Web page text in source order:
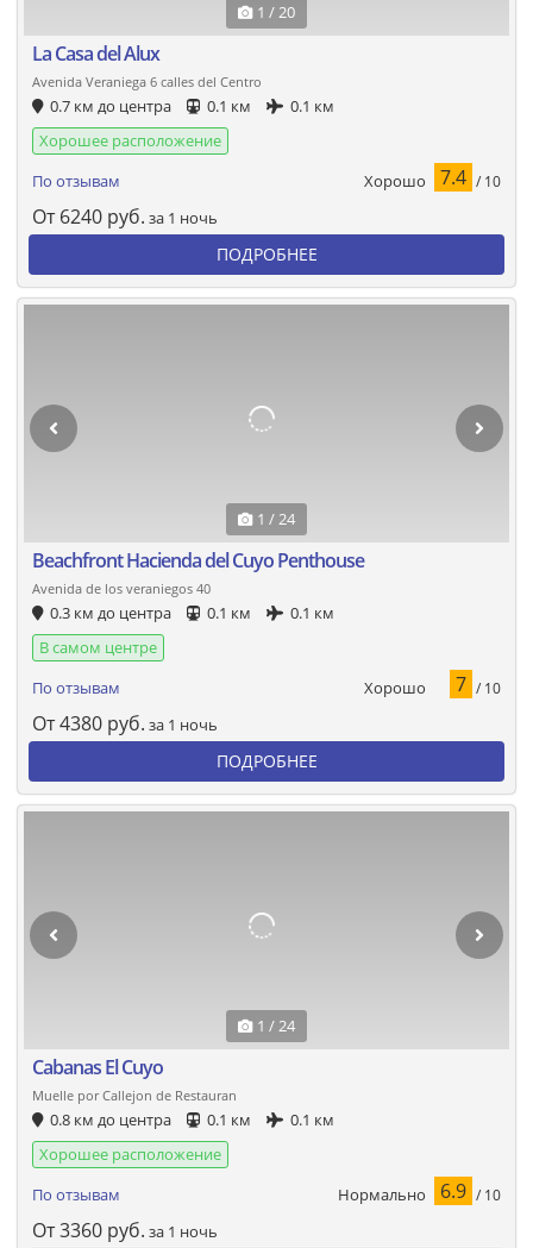
1 / 20
La Casa del Alux
Avenida Veraniega 6 calles del Centro
0.7 км до центра 0.1 км
0.1 км
Хорошее расположение
По отзывам
Хорошо 7.4 / 10
От 6240 руб. за 1 ночь
ПОДРОБНЕЕ
1 / 24
Beachfront Hacienda del Cuyo Penthouse
Avenida de los veraniegos 40
0.3 км до центра 0.1 км
0.1 км
В самом центре
По отзывам
Хорошо 7 / 10
От4380 руб. за 1 ночь
ПОДРОБНЕЕ
1 / 24
Cabanas El Cuyo
Muelle por Callejon de Restauran
0.8 км до центра 0.1 км
0.1 км
Хорошее расположение
По отзывам
Нормально 6.9 / 10
От3360 руб. за 1 ночь